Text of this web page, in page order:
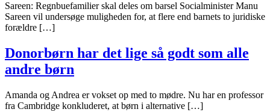
Sareen: Regnbuefamilier skal deles om barsel Socialminister Manu
Sareen vil undersøge muligheden for, at flere end barnets to juridiske
forældre […]
Donorbørn har det lige så godt som alle
andre børn
Amanda og Andrea er vokset op med to mødre. Nu har en professor
fra Cambridge konkluderet, at børn i alternative […]